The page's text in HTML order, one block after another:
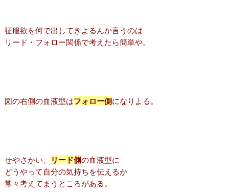
征服欲を何で出してきよるんか言うのは
リード・フォロー関係で考えたら簡単や。
図の右側の血液型はフォロー側になりよる。
せやさかい、 リード側の血液型に
どうやって自分の気持ちを伝えるか
常々考えてまうところがある。